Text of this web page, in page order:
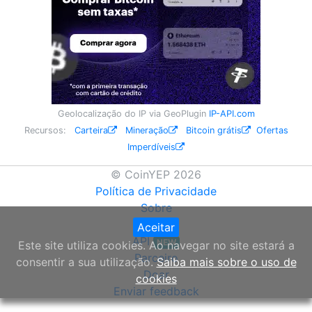
Geolocalização do IP via GeoPlugin IP-API.com
Recursos: Carteira Mineração Bitcoin grátis
Ofertas
Imperdíveis
© CoinYEP 2026
Política de Privacidade
Sobre
Widget
API NEW
Parceiro
Doar
Enviar feedback
Aceitar
Este site utiliza cookies. Ao navegar no site estará a
consentir a sua utilização.Saiba mais sobre o uso de
cookies